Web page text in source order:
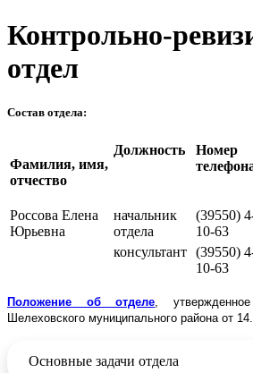
Контрольно-
отдел
Состав отдела:
Фамилия, имя,
отчество
Должность
Номер
Россова Елена
Юрьевна
начальник
отдела
(39550)
10-63
консультант (39550)
10-63
Положение об отделе ,
Шелеховского муниципального района от
Основные задачи отдела